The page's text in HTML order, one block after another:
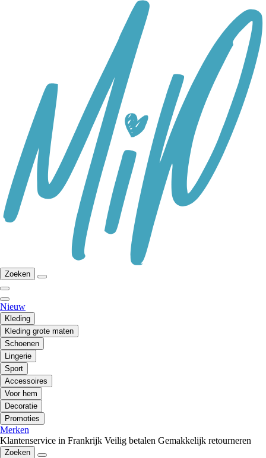
Zoeken
Nieuw
Kleding
Kleding grote maten
Schoenen
Lingerie
Sport
Accessoires
Voor hem
Decoratie
Promoties
Merken
Klantenservice in Frankrijk Veilig betalen Gemakkelijk retourneren
Zoeken